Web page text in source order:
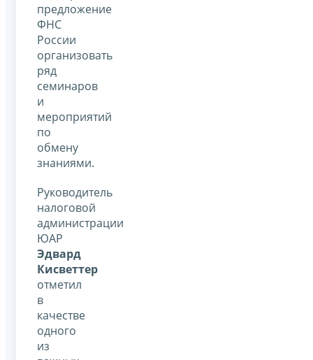
предложение
ФНС
России
организовать
ряд
семинаров
и
мероприятий
по
обмену
знаниями.
Руководитель
налоговой
администрации
ЮАР
Эдвард
Кисветтер
отметил
в
качестве
одного
из